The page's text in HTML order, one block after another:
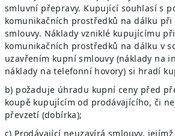
smluvní přepravy. Kupující souhlasí s
komunikačních prostředků na dálku
smlouvy. Náklady vzniklé kupujícímu
komunikačních prostředků na dálku v
uzavřením kupní smlouvy (náklady na
náklady na telefonní hovory) si hradí
b) požaduje úhradu kupní ceny před
koupě kupujícím od prodávajícího, či
převzetí (dobírka);
c) Prodávající neuzavírá smlouvy,